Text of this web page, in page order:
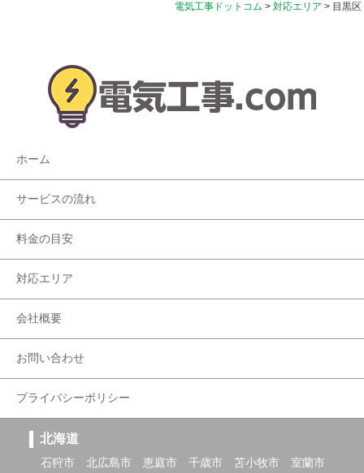
電気工事ドットコム > 対応エリア > 目黒区
ホーム
サービスの流れ
料金の目安
対応エリア
会社概要
お問い合わせ
プライバシーポリシー
北海道
石狩市 北広島市 恵庭市 千歳市 苫小牧市
室蘭市